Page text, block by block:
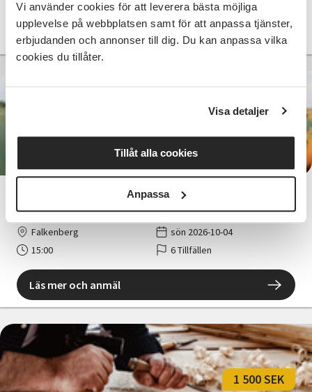
Vi använder cookies för att leverera bästa möjliga
upplevelse på webbplatsen samt för att anpassa tjänster,
erbjudanden och annonser till dig. Du kan anpassa vilka
cookies du tillåter.
Visa detaljer
Tillåt alla cookies
Anpassa
Läs mer och anmäl
Thai Chi introduktionskurs
Falkenberg
sön 2026-10-04
15:00
6 Tillfällen
Läs mer och anmäl
1 500 SEK